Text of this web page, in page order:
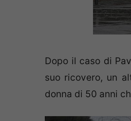
Dopo il caso di
suo ricovero, un
donna di 50 anni